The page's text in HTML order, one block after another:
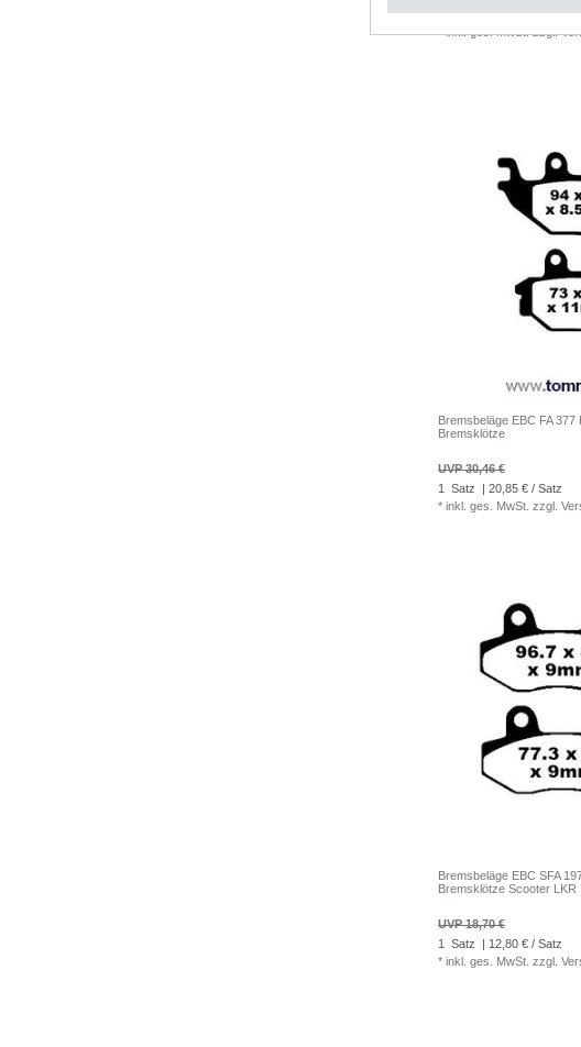
UVP 19,91 €
*inkl. ges. MwSt.zzgl.
Bremsbeläge EBC FA 377
Bremsklötze
UVP 30,46 €
1 Satz
| 20,85 € / Satz
*inkl. ges. MwSt. zzgl.
Bremsbeläge EBC SFA
Bremsklötze Scooter LKR
UVP 18,70 €
1 Satz
| 12,80 € / Satz
*inkl. ges. MwSt. zzgl.